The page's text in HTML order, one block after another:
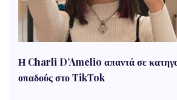
Η Charli D’Amelio απαντά σε
οπαδούς στο TikTok